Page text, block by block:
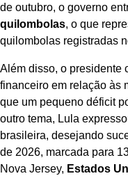
de outubro, o governo
quilombolas, o que
quilombolas registradas
Além disso, o presidente
financeiro em relação às
que um pequeno déficit
outro tema, Lula
brasileira, desejando
de 2026, marcada para
Nova Jersey, Estados